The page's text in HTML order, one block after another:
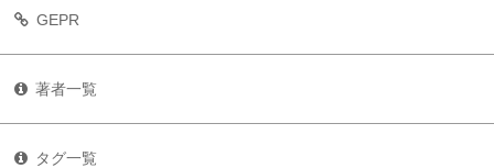
GEPR
著者一覧
タグ一覧